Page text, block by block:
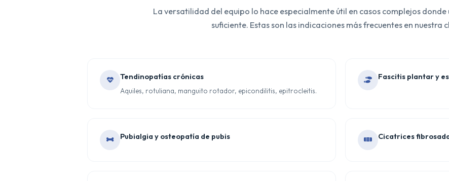
La versatilidad del equipo lo hace especialmente útil en casos complejos donde
suficiente. Estas son las indicaciones más frecuentes en nuestra
Tendinopatías crónicas
Aquiles, rotuliana, manguito rotador, epicondilitis, epitrocleitis.
Fascitis plantar y
Pubialgia y osteopatía de pubis Cicatrices